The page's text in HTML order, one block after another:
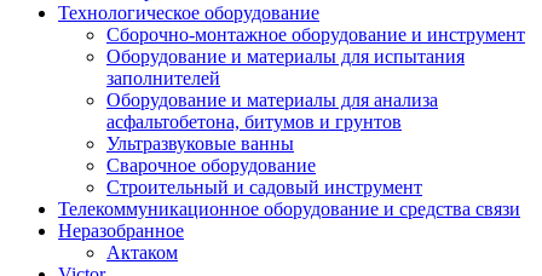
Технологическое оборудование
Сборочно-монтажное оборудование и инструмент
Оборудование и материалы для испытания
заполнителей
Оборудование и материалы для анализа
асфальтобетона, битумов и грунтов
Ультразвуковые ванны
Сварочное оборудование
Строительный и садовый инструмент
Телекоммуникационное оборудование и средства связи
Неразобранное
Актаком